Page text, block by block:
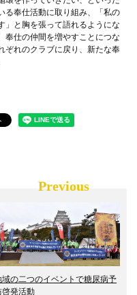
る奉仕活動に取り組み、「私の
」と胸を張って語れるようにな
奉仕の仲間を増やすことにつな
ぞれのクラブに戻り、新たな奉
Previous
域の二つのイベントで糖尿病予
啓発活動